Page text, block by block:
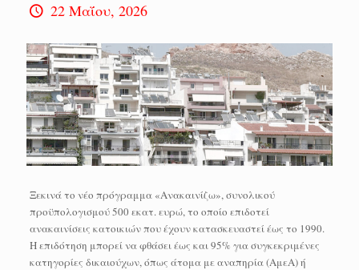
22 Μαΐου, 2026
Ξεκινά το νέο πρόγραμμα «Ανακαινίζω», συνολικού
προϋπολογισμού 500 εκατ. ευρώ, το οποίο επιδοτεί
ανακαινίσεις κατοικιών που έχουν κατασκευαστεί έως το 1990.
Η επιδότηση μπορεί να φθάσει έως και 95% για συγκεκριμένες
κατηγορίες δικαιούχων, όπως άτομα με αναπηρία (ΑμεΑ) ή